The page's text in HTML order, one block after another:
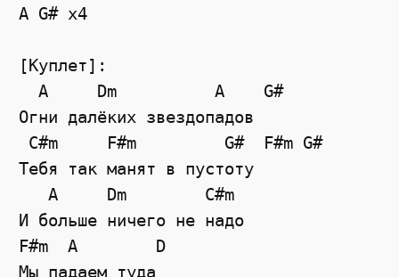
A G# x4
[Куплет]:
  A     Dm          A    G#
Огни далёких звездопадов
C#m     F#m         G#  F#m G#
Тебя так манят в пустоту
   A     Dm        C#m
И больше ничего не надо
F#m  A        D
Мы падаем туда